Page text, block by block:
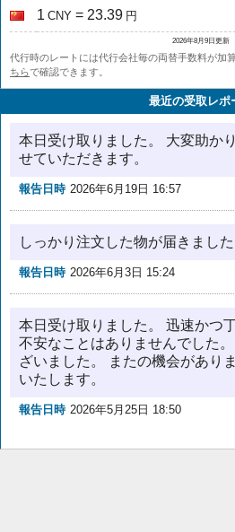
1 CNY = 23.39 円
2026年8月9日更新
代行時のレートには代行会社毎の両替手数料が加
ちらで確認できます。
最近の受取レポ
本日受け取りました。 大変助か
せていただきます。
報告日時 2026年6月19日 16:57
しっかり注文した物が届きまし
報告日時 2026年6月3日 15:24
本日受け取りました。 迅速かつ
不安なことはありませんでした
ざいました。 またの機会があり
いたします。
報告日時 2026年5月25日 18:50